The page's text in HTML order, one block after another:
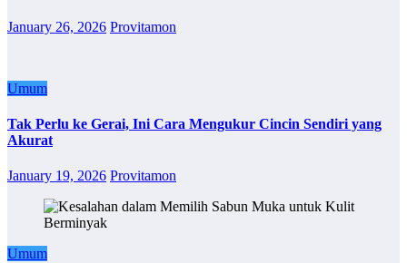
January 26, 2026 Provitamon
Umum
Tak Perlu ke Gerai, Ini Cara Mengukur Cincin Sendiri yang
Akurat
January 19, 2026 Provitamon
Umum